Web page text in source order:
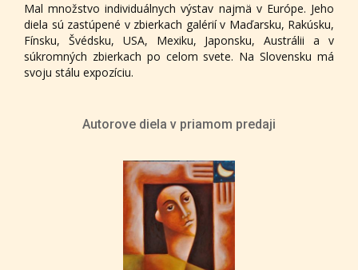
Mal množstvo individuálnych výstav najmä v Európe. Jeho
diela sú zastúpené v zbierkach galérií v Maďarsku, Rakúsku,
Fínsku, Švédsku, USA, Mexiku, Japonsku, Austrálii a v
súkromných zbierkach po celom svete. Na Slovensku má
svoju stálu expozíciu.
Autorove diela v priamom predaji